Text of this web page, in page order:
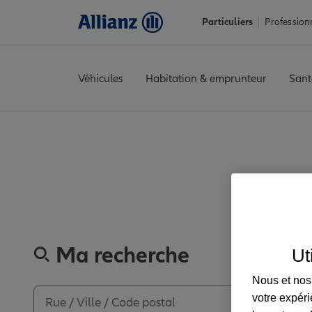
Particuliers
Véhicules Habitation & emprunteur
Ma recherche
Nous et
votre